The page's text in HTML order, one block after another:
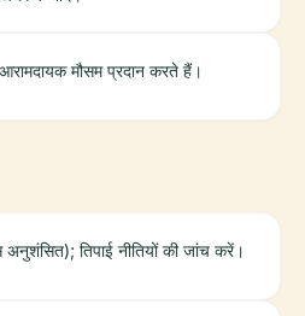
मौसम प्रदान करते हैं।
तिपाई नीतियों की जांच करें।